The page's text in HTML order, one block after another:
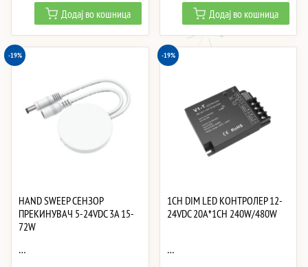
price
was:
7,530 ден.
price
is:
6,095 ден.
Додај во кошница
price
was:
2,503 ден.
price
is:
Додај во кошница
-19%
HAND SWEEP СЕНЗОР
ПРЕКИНУВАЧ 5-24VDC 3A 15-
72W
…
-19%
1CH DIM LED КОНТРОЛЕР 12-
24VDC 20A*1CH 240W/480W
…